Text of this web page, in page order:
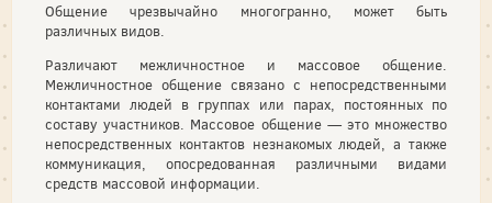
Общение чрезвычайно многогранно, может быть
различных видов.
Различают межличностное и массовое общение.
Межличностное общение связано с непосредственными
контактами людей в группах или парах, постоянных по
составу участников. Массовое общение — это множество
непосредственных контактов незнакомых людей, а также
коммуникация, опосредованная различными видами
средств массовой информации.